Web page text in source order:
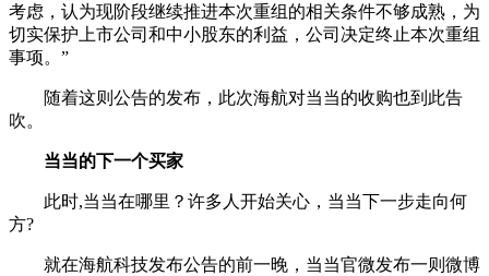
考虑，认为现阶段继续推进本次重组的相关条件不够成熟，为
切实保护上市公司和中小股东的利益，公司决定终止本次重组
事项。”
随着这则公告的发布，此次海航对当当的收购也到此告
吹。
当当的下一个买家
此时,当当在哪里？许多人开始关心，当当下一步走向何
方?
就在海航科技发布公告的前一晚，当当官微发布一则微博